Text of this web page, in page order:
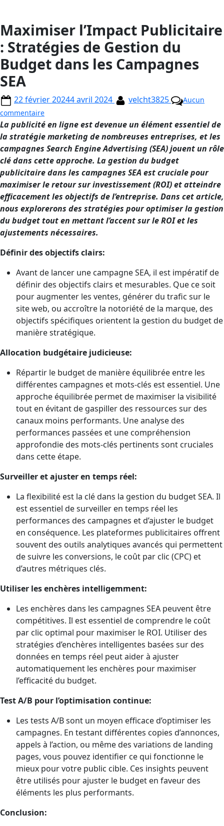
Maximiser l’Impact Publicitaire
: Stratégies de Gestion du
Budget dans les Campagnes
SEA
22 février 20244 avril 2024 velcht3825
Aucun
commentaire
La publicité en ligne est devenue un élément essentiel de
la stratégie marketing de nombreuses entreprises, et les
campagnes Search Engine Advertising (SEA) jouent un rôle
clé dans cette approche. La gestion du budget
publicitaire dans les campagnes SEA est cruciale pour
maximiser le retour sur investissement (ROI) et atteindre
efficacement les objectifs de l’entreprise. Dans cet article,
nous explorerons des stratégies pour optimiser la gestion
du budget tout en mettant l’accent sur le ROI et les
ajustements nécessaires.
Définir des objectifs clairs:
Avant de lancer une campagne SEA, il est impératif de
définir des objectifs clairs et mesurables. Que ce soit
pour augmenter les ventes, générer du trafic sur le
site web, ou accroître la notoriété de la marque, des
objectifs spécifiques orientent la gestion du budget de
manière stratégique.
Allocation budgétaire judicieuse:
Répartir le budget de manière équilibrée entre les
différentes campagnes et mots-clés est essentiel. Une
approche équilibrée permet de maximiser la visibilité
tout en évitant de gaspiller des ressources sur des
canaux moins performants. Une analyse des
performances passées et une compréhension
approfondie des mots-clés pertinents sont cruciales
dans cette étape.
Surveiller et ajuster en temps réel:
La flexibilité est la clé dans la gestion du budget SEA. Il
est essentiel de surveiller en temps réel les
performances des campagnes et d’ajuster le budget
en conséquence. Les plateformes publicitaires offrent
souvent des outils analytiques avancés qui permettent
de suivre les conversions, le coût par clic (CPC) et
d’autres métriques clés.
Utiliser les enchères intelligemment:
Les enchères dans les campagnes SEA peuvent être
compétitives. Il est essentiel de comprendre le coût
par clic optimal pour maximiser le ROI. Utiliser des
stratégies d’enchères intelligentes basées sur des
données en temps réel peut aider à ajuster
automatiquement les enchères pour maximiser
l’efficacité du budget.
Test A/B pour l’optimisation continue:
Les tests A/B sont un moyen efficace d’optimiser les
campagnes. En testant différentes copies d’annonces,
appels à l’action, ou même des variations de landing
pages, vous pouvez identifier ce qui fonctionne le
mieux pour votre public cible. Ces insights peuvent
être utilisés pour ajuster le budget en faveur des
éléments les plus performants.
Conclusion: